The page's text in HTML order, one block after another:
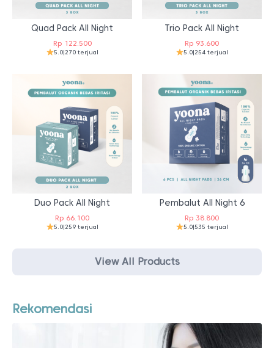
Quad Pack All Night
Rp122.500
5.0|270 terjual
Trio Pack All Night
Rp 93.600
5.0|254 terjual
Duo Pack All Night
Rp 66.100
5.0|259 terjual
Pembalut All Night 6
Rp 38.800
5.0|535 terjual
View All Products
Rekomendasi